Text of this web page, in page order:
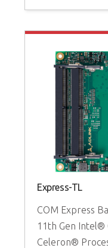
Express-TL
COM Express
11th Gen
Celeron®